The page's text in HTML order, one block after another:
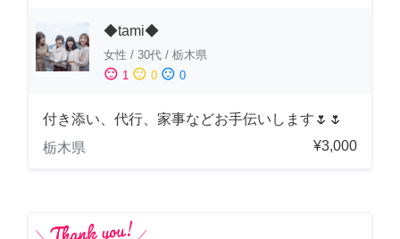
◆tami◆
女性 / 30代 / 栃木県
sentiment_satisfied 1 sentiment_neutral 0 sentiment_dissatisfied 0
付き添い、代行、家事などお手伝いします🌷🌷
栃木県
¥3,000